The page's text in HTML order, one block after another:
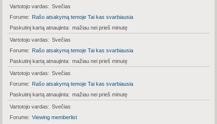
Vartotojo vardas
Svečias
Forume
Rašo atsakymą temoje Tai kas svarbiausia
Paskutinį kartą atnaujinta
mažiau nei prieš minutę
Vartotojo vardas
Svečias
Forume
Rašo atsakymą temoje Tai kas svarbiausia
Paskutinį kartą atnaujinta
mažiau nei prieš minutę
Vartotojo vardas
Svečias
Forume
Rašo atsakymą temoje Tai kas svarbiausia
Paskutinį kartą atnaujinta
mažiau nei prieš minutę
Vartotojo vardas
Svečias
Forume
Viewing memberlist